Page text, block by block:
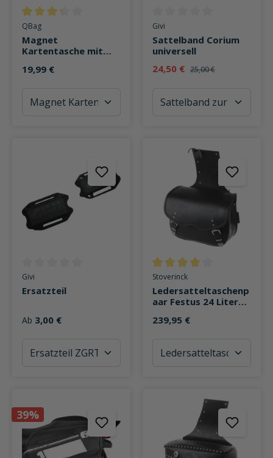
Durchschnittliche Bewertung von 3.3 von 5 Sternen
QBag
Magnet
Kartentasche mit
19,99 €
Durchschnittliche Bewertung
Givi
Sattelband Corium
universell
24,50 € 25,00 €
Durchschnittliche Bewertung von 0 von 5 Sternen
Givi
Ersatzteil
Ab 3,00 €
Durchschnittliche Bewertung
Stoverinck
Ledersatteltaschenp
aar Festus 24 Liter
239,95 €
39%